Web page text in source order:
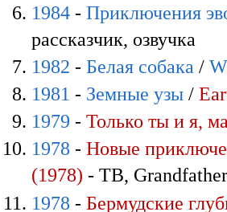
1984 -Приключения
рассказчик, озвучка
1982 - Белая собака /
1981 - Земные узы /
1979 -Только ты и я,
1978 -Новые
(1978) - ТВ,
1978 -Бермудские